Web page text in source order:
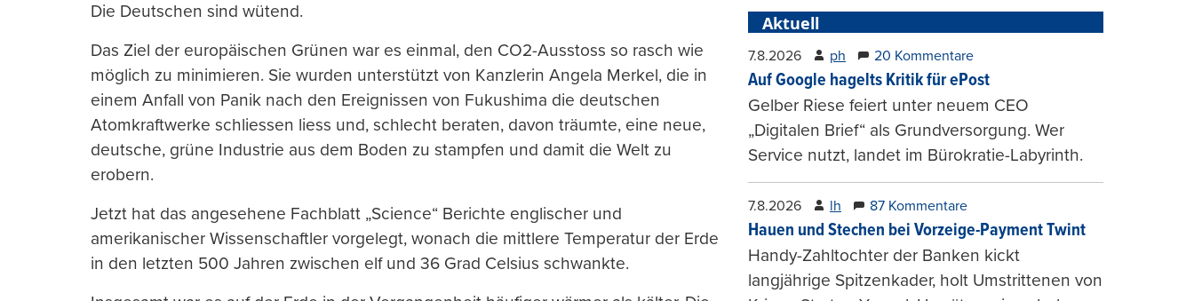
Die Deutschen sind wütend.
Das Ziel der europäischen Grünen war es einmal, den CO2-Ausstoss so rasch wie
möglich zu minimieren. Sie wurden unterstützt von Kanzlerin Angela Merkel, die in
einem Anfall von Panik nach den Ereignissen von Fukushima die deutschen
Atomkraftwerke schliessen liess und, schlecht beraten, davon träumte, eine neue,
deutsche, grüne Industrie aus dem Boden zu stampfen und damit die Welt zu
erobern.
Jetzt hat das angesehene Fachblatt „Science“ Berichte englischer und
amerikanischer Wissenschaftler vorgelegt, wonach die mittlere Temperatur der Erde
in den letzten 500 Jahren zwischen elf und 36 Grad Celsius schwankte.
Aktuell
7.8.2026 ph 20 Kommentare
Auf Google hagelts Kritik für ePost
Gelber Riese feiert unter neuem CEO
„Digitalen Brief“ als Grundversorgung. Wer
Service nutzt, landet im Bürokratie-Labyrinth.
7.8.2026 lh 87 Kommentare
Hauen und Stechen bei Vorzeige-Payment Twint
Handy-Zahltochter der Banken kickt
langjährige Spitzenkader, holt Umstrittenen von